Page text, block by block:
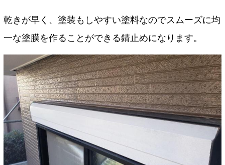
乾きが早く、塗装もしやすい塗料なのでスムーズに均
一な塗膜を作ることができる錆止めになります。